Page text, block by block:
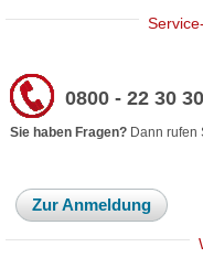
0800 - 22 30
Sie haben Fragen? Dann rufen
Zur Anmeldung